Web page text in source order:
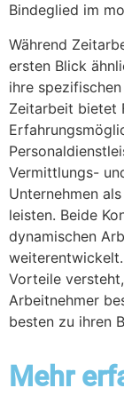
Bindeglied im
Während
ersten Blick
ihre
Zeitarbeit bietet
Vermittlungs-
Unternehmen
leisten. Beide
dynamischen
Vorteile
Arbeitnehmer
besten zu ihren
Mehr